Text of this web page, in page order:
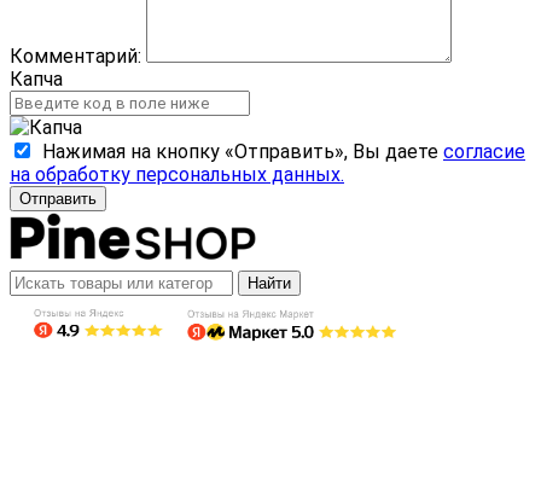
Комментарий:
Капча
Нажимая на кнопку «Отправить», Вы даете согласие
на обработку персональных данных.
Отправить
Найти